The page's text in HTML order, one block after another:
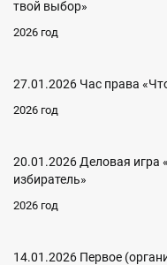
твой выбор»
2026 год
27.01.2026 Час права
2026 год
20.01.2026 Деловая игра
избиратель»
2026 год
14.01.2026 Первое